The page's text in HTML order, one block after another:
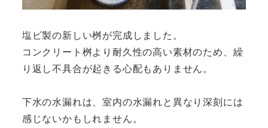
塩ビ製の新しい桝が完成しました。
コンクリート桝より耐久性の高い素材のため、繰
り返し不具合が起きる心配もありません。
下水の水漏れは、室内の水漏れと異なり深刻には
感じないかもしれません。